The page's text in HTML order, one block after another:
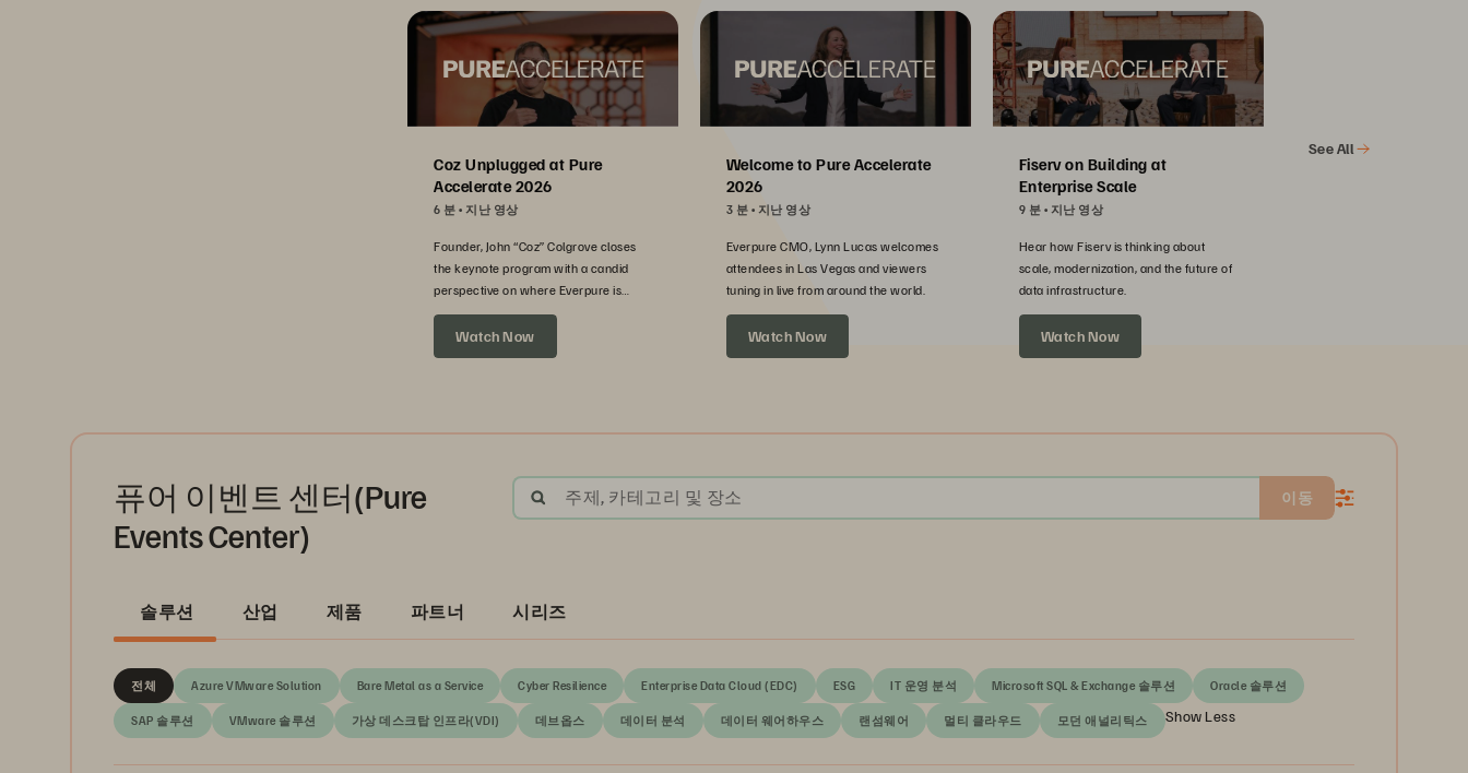
Coz Unplugged at Pure
Accelerate 2026
6 분 지난 영상
Founder, John “Coz” Colgrove closes
the keynote program with a candid
perspective on where Everpure is
headed next.
Watch Now
Welcome to Pure Accelerate
2026
3 분 지난 영상
Everpure CMO, Lynn Lucas welcomes
attendees in Las Vegas and viewers
tuning in live from around the world.
Watch Now
Fiserv on Building at
Enterprise Scale
9 분 지난 영상
Hear how Fiserv is thinking about
scale, modernization, and the future of
data infrastructure.
Watch Now
See All
퓨어 이벤트 센터(Pure
Events Center)
주제, 카테고리 및 장소 이동
솔루션 산업 제품 파트너 시리즈
전체 Azure VMware Solution Bare Metal as a Service Cyber Resilience Enterprise Data Cloud (EDC) ESG IT 운영 분석 Microsoft SQL & Exchange 솔루션 Oracle 솔루션
SAP 솔루션 VMware 솔루션 가상 데스크탑 인프라(VDI) 데브옵스 데이터 분석 데이터 웨어하우스 랜섬웨어 멀티 클라우드 모던 애널리틱스 Show Less